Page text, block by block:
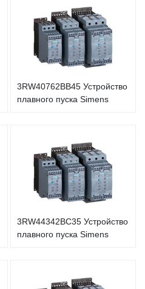
3RW40762BB45 Устройство
плавного пуска Simens
3RW44342BC35 Устройство
плавного пуска Simens